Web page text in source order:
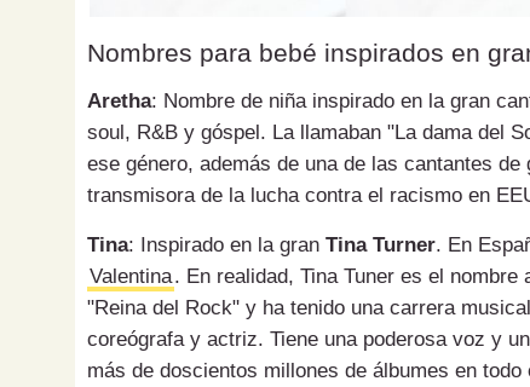
Nombres para bebé inspirados en
Aretha: Nombre de niña inspirado en la gran
soul, R&B y góspel. La llamaban "La dama del
ese género, además de una de las cantantes
transmisora de la lucha contra el racismo en
Tina: Inspirado en la gran Tina Turner. En
Valentina. En realidad, Tina Tuner es el
"Reina del Rock" y ha tenido una carrera
coreógrafa y actriz. Tiene una poderosa voz y
más de doscientos millones de álbumes en todo